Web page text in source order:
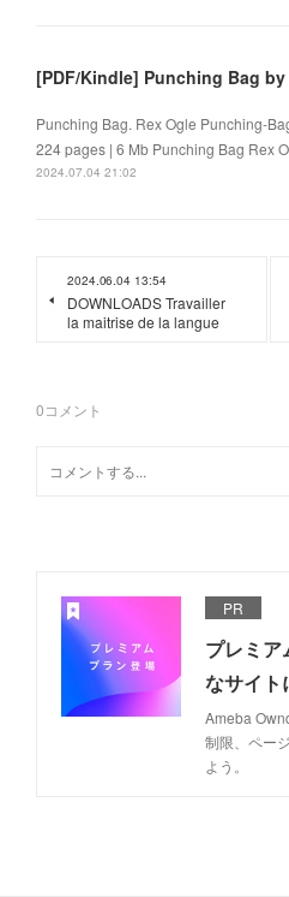
[PDF/Kindle] Punching Bag by
Punching Bag. Rex Ogle Punching-
224 pages | 6 Mb Punching Bag Rex
2024.07.04 21:02
2024.06.04 13:54
DOWNLOADS Travailler
la maitrise de la langue
0コメント
PR
プレミア
なサイト
Ameba
制限、ペー
よう。